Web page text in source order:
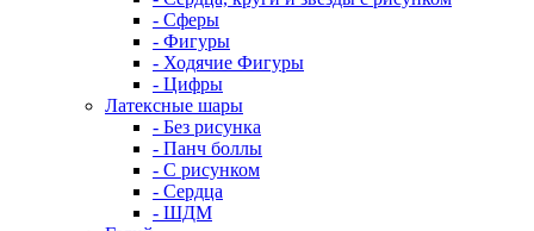
- Сферы
- Фигуры
- Ходячие Фигуры
- Цифры
Латексные шары
- Без рисунка
- Панч боллы
- С рисунком
- Сердца
- ШДМ